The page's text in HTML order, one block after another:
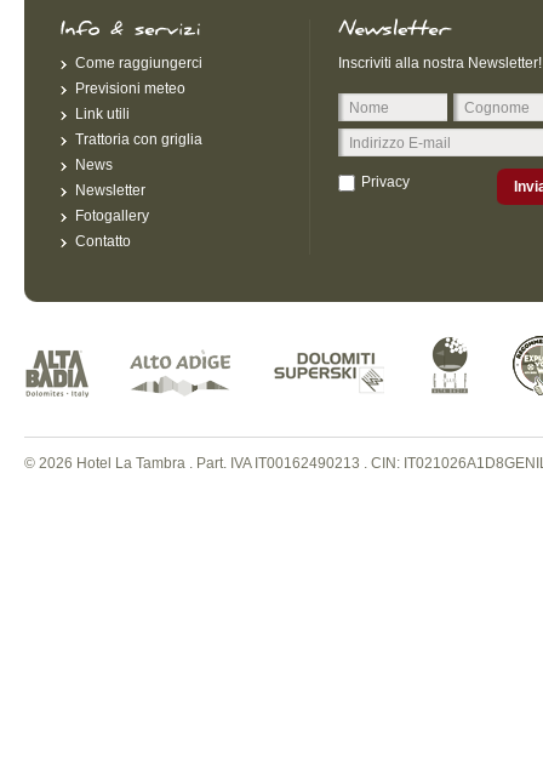
Come raggiungerci
Previsioni meteo
Link utili
Trattoria con griglia
News
Newsletter
Fotogallery
Contatto
Inscriviti alla nostra Newsletter!
Privacy
© 2026 Hotel La Tambra . Part. IVA IT00162490213 . CIN: